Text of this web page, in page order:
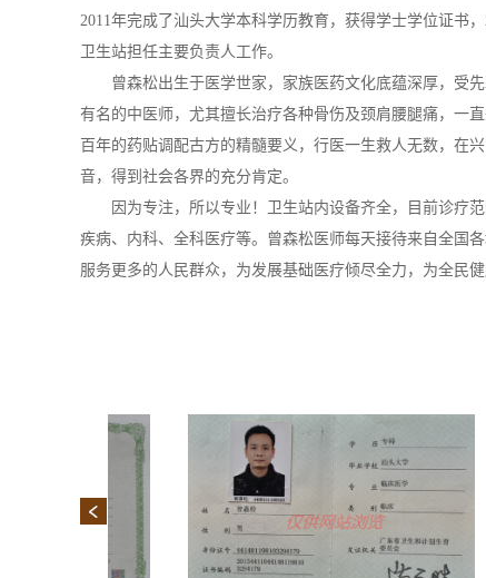
2011年完成了汕头大学本科学历教育，获得学士学位证书
卫生站担任主要负责人工作。
曾森松出生于医学世家，家族医药文化底蕴深厚，受
有名的中医师，尤其擅长治疗各种骨伤及颈肩腰腿痛，一
百年的药贴调配古方的精髓要义，行医一生救人无数，在
音，得到社会各界的充分肯定。
因为专注，所以专业！卫生站内设备齐全，目前诊疗
疾病、内科、全科医疗等。曾森松医师每天接待来自全国
服务更多的人民群众，为发展基础医疗倾尽全力，为全民健